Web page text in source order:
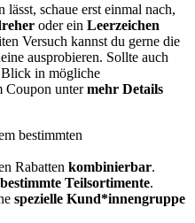
schaue erst einmal nach,
oder ein Leerzeichen
Versuch kannst du gerne die
ausprobieren. Sollte auch
in mögliche
Coupon untermehr Details
bestimmten
Rabatten kombinierbar.
bestimmte Teilsortimente.
spezielle Kund*innengruppe